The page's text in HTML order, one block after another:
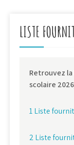
l’article
LISTE
Retrouvez
scolaire
1 Liste
2 Liste